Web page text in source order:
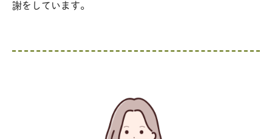
謝をしています。